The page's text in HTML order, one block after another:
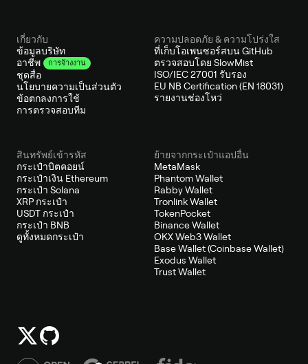
เกี่ยวกับ
ข้อมูลบริษัท
อาชีพ
การจ้างงาน
ชุดสื่อ
นโยบายความเป็นส่วนตัว
ข้อตกลงการใช้
การตรวจสอบทีม
ความปลอดภัย & ความโปร่งใส
ที่เก็บโอเพนซอร์สบน GitHub
ตรวจสอบโดย SlowMist
ISO/IEC 27001 รับรอง
EU NB Certification (EN 18031)
รายงานช่องโหว่
สินทรัพย์เข้ารหัส
กระเป๋าบิตคอยน์
กระเป๋าเงิน Ethereum
กระเป๋า Solana
XRP กระเป๋า
USDT กระเป๋า
กระเป๋า BNB
ดูทั้งหมดกระเป๋า
ย้ายจากกระเป๋าแอปอื่น
MetaMask
Phantom Wallet
Rabby Wallet
Tronlink Wallet
TokenPocket
Binance Wallet
OKX Web3 Wallet
Base Wallet (Coinbase Wallet)
Exodus Wallet
Trust Wallet